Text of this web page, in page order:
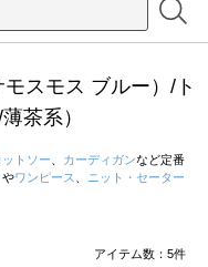
スモス ブルー）/ト
茶系）
ットソー カーディガンなど定番
やワンピース
ニット・セーター
アイテム数： 5件